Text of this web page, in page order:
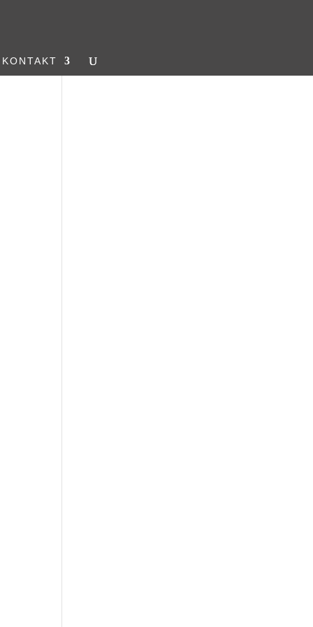
KONTAKT